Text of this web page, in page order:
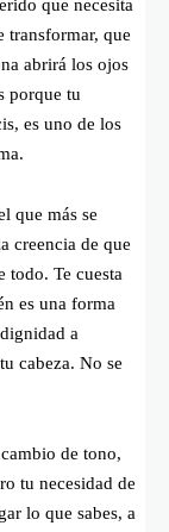
que necesita
transformar, que
abrirá los ojos
porque tu
es uno de los
que más se
creencia de que
todo. Te cuesta
es una forma
a
cabeza. No se
de tono,
tu necesidad de
lo que sabes, a